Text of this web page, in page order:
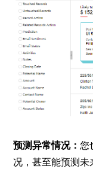
预测异常情况：您
况，甚至能预测